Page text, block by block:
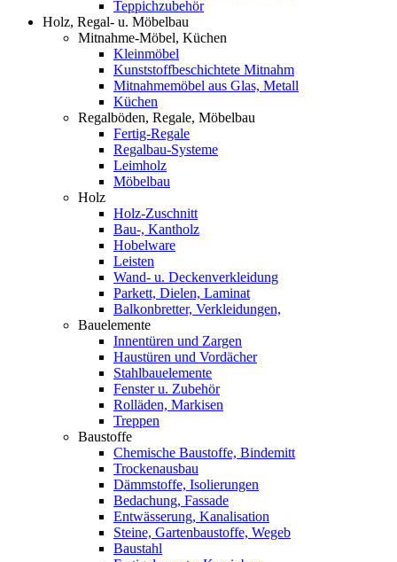
Teppichzubehör
Holz, Regal- u. Möbelbau
Mitnahme-Möbel, Küchen
Kleinmöbel
Kunststoffbeschichtete Mitnahm
Mitnahmemöbel aus Glas, Metall
Küchen
Regalböden, Regale, Möbelbau
Fertig-Regale
Regalbau-Systeme
Leimholz
Möbelbau
Holz
Holz-Zuschnitt
Bau-, Kantholz
Hobelware
Leisten
Wand- u. Deckenverkleidung
Parkett, Dielen, Laminat
Balkonbretter, Verkleidungen,
Bauelemente
Innentüren und Zargen
Haustüren und Vordächer
Stahlbauelemente
Fenster u. Zubehör
Rolläden, Markisen
Treppen
Baustoffe
Chemische Baustoffe, Bindemitt
Trockenausbau
Dämmstoffe, Isolierungen
Bedachung, Fassade
Entwässerung, Kanalisation
Steine, Gartenbaustoffe, Wegeb
Baustahl